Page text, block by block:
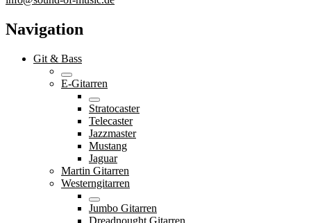
Navigation
Git & Bass
E-Gitarren
Stratocaster
Telecaster
Jazzmaster
Mustang
Jaguar
Martin Gitarren
Westerngitarren
Jumbo Gitarren
Dreadnought Gitarren